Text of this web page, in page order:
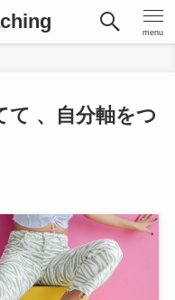
menu
て 、自分軸をつ